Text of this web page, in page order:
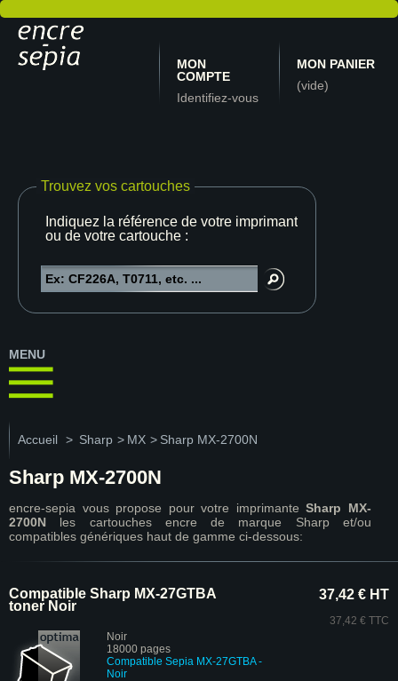
MON
COMPTE
Identifiez-vous
MON PANIER
(vide)
Trouvez vos cartouches
Indiquez la référence de votre imprimante
ou de votre cartouche :
MENU
Accueil > Sharp > MX > Sharp MX-2700N
Sharp MX-2700N
encre-sepia vous propose pour votre imprimanteSharp MX-
2700N les cartouches encre de marque Sharp et/ou
compatibles génériques haut de gamme ci-dessous:
Compatible Sharp MX-27GTBA
toner Noir
Noir
18000 pages
Compatible Sepia MX-27GTBA -
Noir
37,42 € HT
37,42 € TTC